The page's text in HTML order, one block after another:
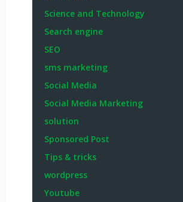
Science and Technology
Search engine
SEO
sms marketing
Social Media
Social Media Marketing
solution
Sponsored Post
Tips & tricks
wordpress
Youtube